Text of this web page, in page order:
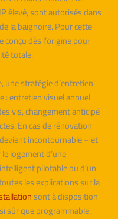
élevé, sont autorisés dans
la baignoire. Pour cette
dès l’origine pour
totale.
stratégie d’entretien
: entretien visuel annuel
vis, changement anticipé
En cas de rénovation
incontournable – et
logement d’une
pilotable ou d’un
les explications sur la
sont à disposition
sûr que programmable.